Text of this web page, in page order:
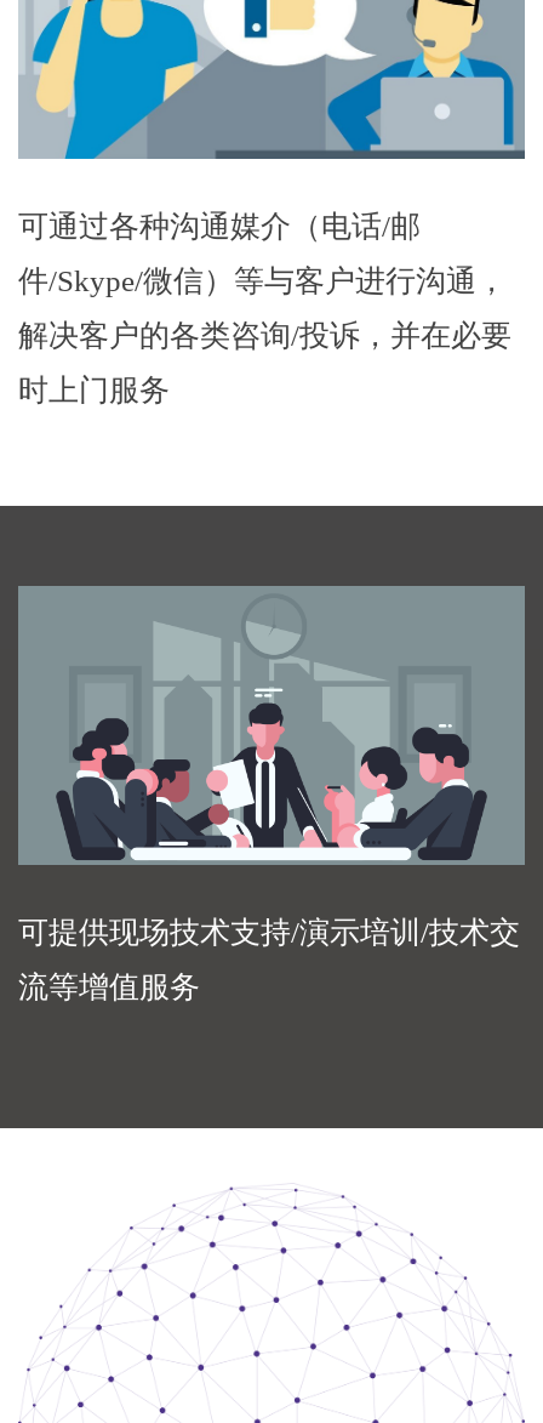
可通过各种沟通媒介（电话/邮
件/Skype/微信）等与客户进行沟通，
解决客户的各类咨询/投诉，并在必要
时上门服务
可提供现场技术支持/演示培训/技术交
流等增值服务